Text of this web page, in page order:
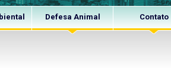
Defesa Animal Contato